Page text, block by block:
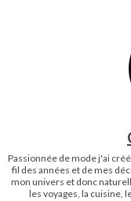
Passionnée de mode j'ai
fil des années et de mes
mon univers et donc
les voyages, la cuisine,